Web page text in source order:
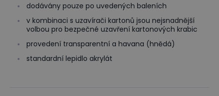
dodávány pouze po uvedených baleních
v kombinaci s uzavírači kartonů jsou nejsnadnější
volbou pro bezpečné uzavření kartonových krabic
provedení transparentní a havana (hnědá)
standardní lepidlo akrylát